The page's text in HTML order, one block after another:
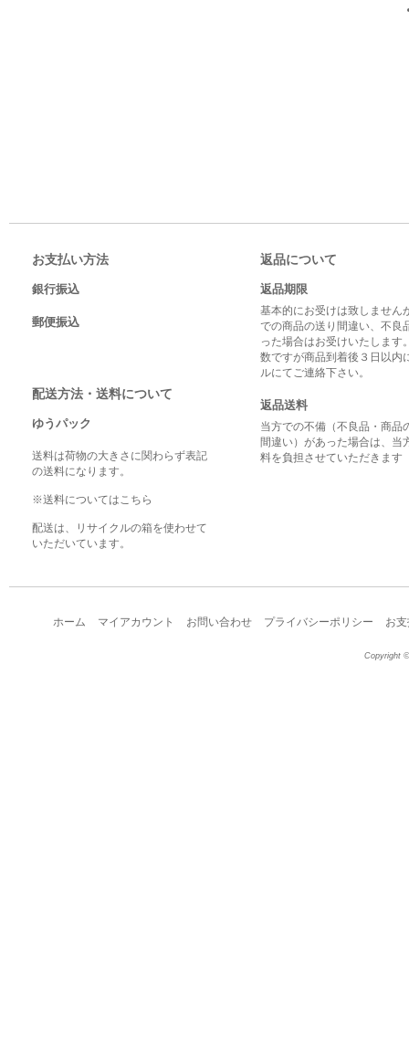
お支払い方法
銀行振込
郵便振込
配送方法・送料について
ゆうパック
送料は荷物の大きさに関わらず表記
の送料になります。
※送料についてはこちら
配送は、リサイクルの箱を使わせて
いただいています。
返品について
返品期限
基本的にお受けは致しません
での商品の送り間違い、不良
った場合はお受けいたします
数ですが商品到着後３日以内
ルにてご連絡下さい。
返品送料
当方での不備（不良品・商品
間違い）があった場合は、当
料を負担させていただきます
ホーム マイアカウント お問い合わせ プライバシーポリシー お
Copyright